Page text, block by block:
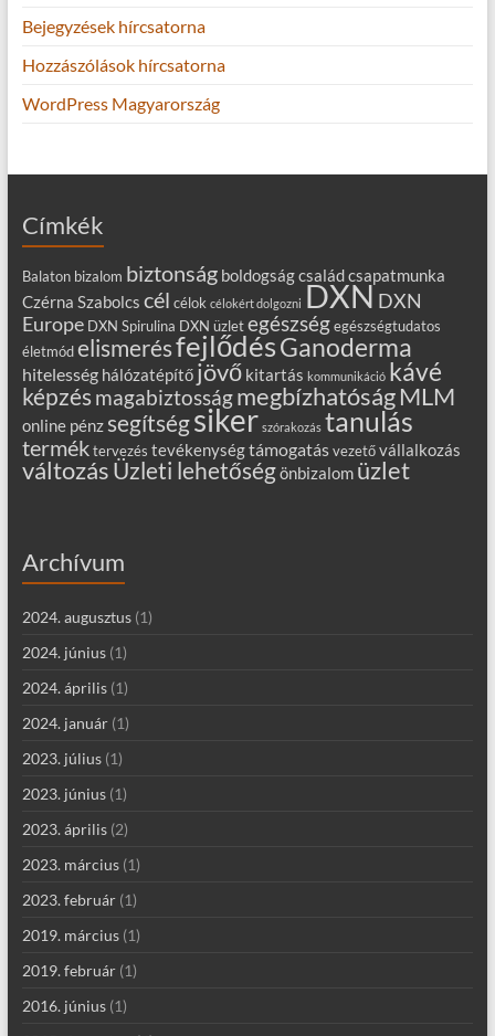
Bejegyzések hírcsatorna
Hozzászólások hírcsatorna
WordPress Magyarország
Címkék
Balaton bizalom biztonság boldogságcsaládcsapatmunka
Czérna Szabolcs cél célok célokért dolgozni DXNDXN
Europe DXN Spirulina DXN üzlet egészség egészségtudatos
életmód elismerésfejlődésGanoderma
hitelesség hálózatépítő jövő kitartás kommunikáció kávé
képzésmagabiztosságmegbízhatóság MLM
online pénz segítségsiker szórakozás tanulás
termék tervezés tevékenységtámogatás vezető vállalkozás
változás Üzleti lehetőségönbizalom üzlet
Archívum
2024. augusztus(1)
2024. június(1)
2024. április(1)
2024. január(1)
2023. július(1)
2023. június(1)
2023. április(2)
2023. március(1)
2023. február(1)
2019. március(1)
2019. február(1)
2016. június(1)